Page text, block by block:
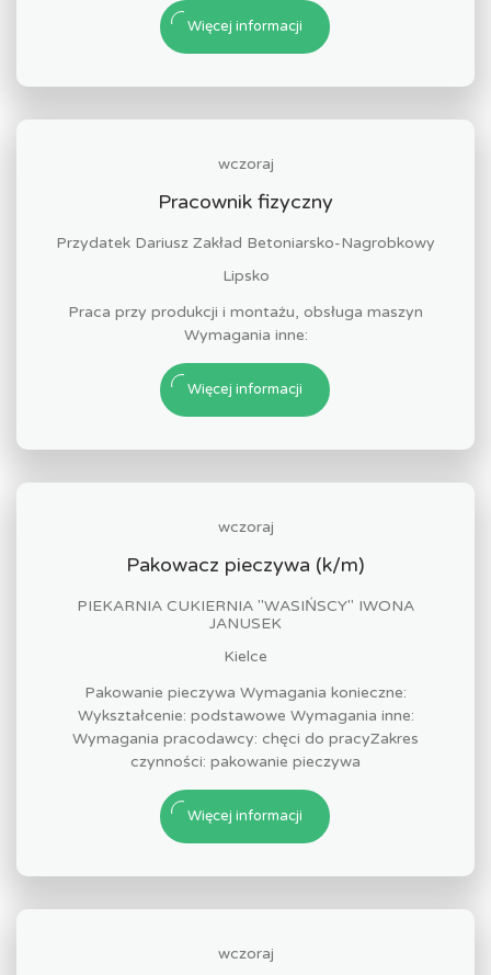
Więcej informacji
wczoraj
Pracownik fizyczny
Przydatek Dariusz Zakład Betoniarsko-Nagrobkowy
Lipsko
Praca przy produkcji i montażu, obsługa maszyn
Wymagania inne:
Więcej informacji
wczoraj
Pakowacz pieczywa (k/m)
PIEKARNIA CUKIERNIA "WASIŃSCY" IWONA
JANUSEK
Kielce
Pakowanie pieczywa Wymagania konieczne:
Wykształcenie: podstawowe Wymagania inne:
Wymagania pracodawcy: chęci do pracyZakres
czynności: pakowanie pieczywa
Więcej informacji
wczoraj